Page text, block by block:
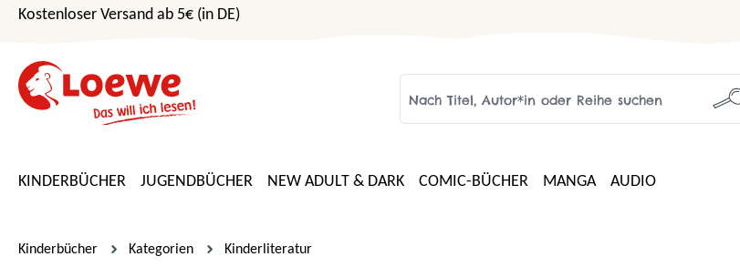
Hauptinhalt springen
Zur Suche springen
Zur Hauptnavigation springen
Kostenloser Versand ab 5€ (in DE)
KINDERBÜCHER JUGENDBÜCHER NEW ADULT & DARK COMIC-BÜCHER MANGA AUDIO
Kinderbücher Kategorien Kinderliteratur